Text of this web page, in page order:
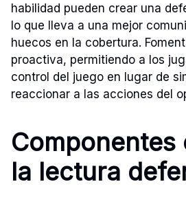
habilidad pueden crear una
lo que lleva a una mejor
huecos en la cobertura.
proactiva, permitiendo a los
control del juego en lugar de
reaccionar a las acciones del
Componentes
la lectura